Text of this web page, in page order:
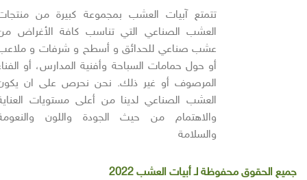
تتمتع آبيات العشب بمجموعة كبيرة من
العشب الصناعي التي تناسب كافة الأغراض
عشب صناعي للحدائق و أسطح و شرفات و
أو حول حمامات السباحة وأفنية المدارس، أو
المرصوف أو غير ذلك. نحن نحرص على ان
العشب الصناعي لدينا من أعلى مستويات
والاهتمام من حيث الجودة واللون
والسلامة
جميع الحقوق محفوظة لـ أبيات العشب 2022